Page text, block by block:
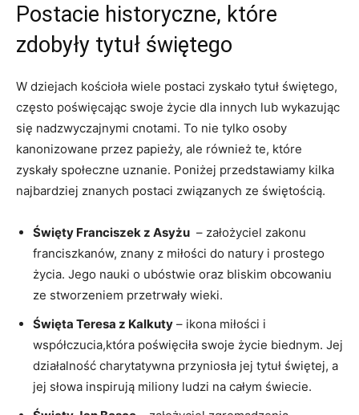
Postacie historyczne, które
zdobyły⁤ tytuł świętego
W dziejach​ kościoła wiele postaci zyskało tytuł świętego,
często ‌poświęcając swoje ⁢życie dla​ innych ‌lub wykazując
się nadzwyczajnymi⁤ cnotami.​ To nie tylko osoby
kanonizowane przez‍ papieży, ale również te, które
‍zyskały społeczne uznanie. Poniżej ‌przedstawiamy⁣ kilka
najbardziej znanych postaci związanych⁣ ze świętością.
Święty Franciszek z Asyżu ⁤ – założyciel ​zakonu
franciszkanów, znany z‍ miłości do ⁤natury ⁤i prostego‍
życia. Jego nauki o ubóstwie oraz bliskim‍ obcowaniu
⁣ze stworzeniem⁤ przetrwały wieki.
Święta Teresa z‍ Kalkuty – ikona miłości i
współczucia,która⁢ poświęciła swoje życie‍ biednym. Jej
działalność charytatywna przyniosła jej tytuł⁣ świętej, a
jej słowa ​inspirują miliony ludzi na całym świecie.